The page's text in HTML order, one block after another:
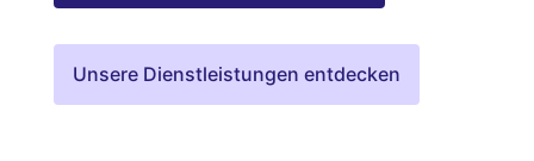
Unsere Dienstleistungen entdecken